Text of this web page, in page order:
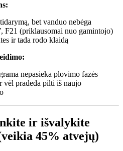
bet vanduo nebėga
F21 (priklausomai nuo gamintojo)
ir tada rodo klaidą
nepasieka plovimo fazės
vėl pradeda pilti iš naujo
ir išvalykite
45% atvejų)